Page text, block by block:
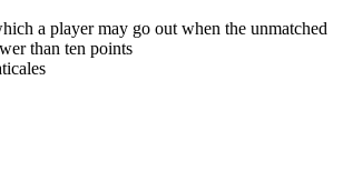
a player may go out when the unmatched
than ten points